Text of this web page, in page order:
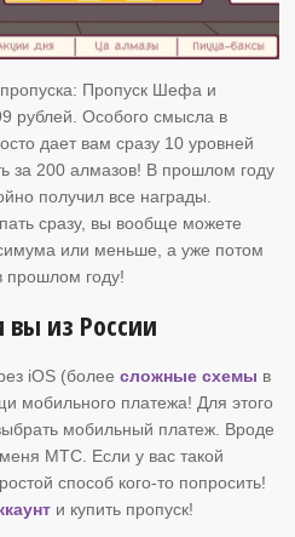
Пропуск Шефа и
рублей. Особого смысла в
дает вам сразу 10 уровней
за 200 алмазов! В прошлом году
получил все награды.
сразу, вы вообще можете
или меньше, а уже потом
прошлом году!
вы из России
iOS (болеесложные схемы в
мобильного платежа! Для этого
мобильный платеж. Вроде
МТС. Если у вас такой
способ кого-то попросить!
и купить пропуск!